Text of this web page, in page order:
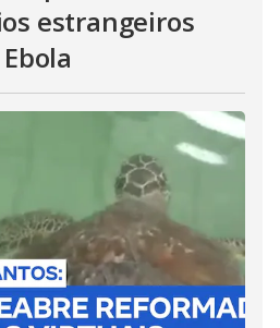
estrangeiros